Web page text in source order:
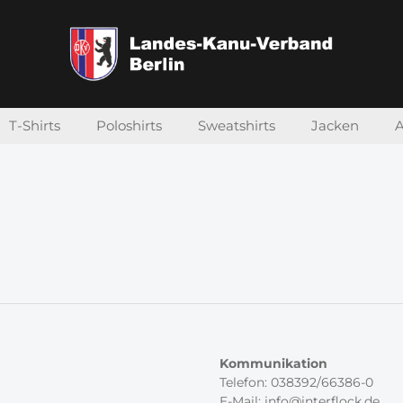
T-Shirts Poloshirts Sweatshirts Jacken
Kommunikation
Telefon: 038392/66386-0